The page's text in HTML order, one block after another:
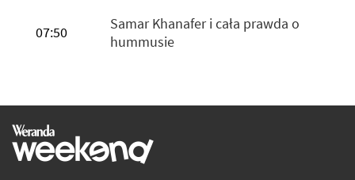
07:50
Samar Khanafer i cała prawda o
hummusie